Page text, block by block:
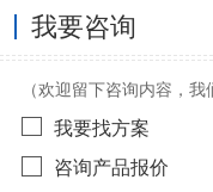
我要咨询
（欢迎留下咨询内容，我
我要找方案
咨询产品报价